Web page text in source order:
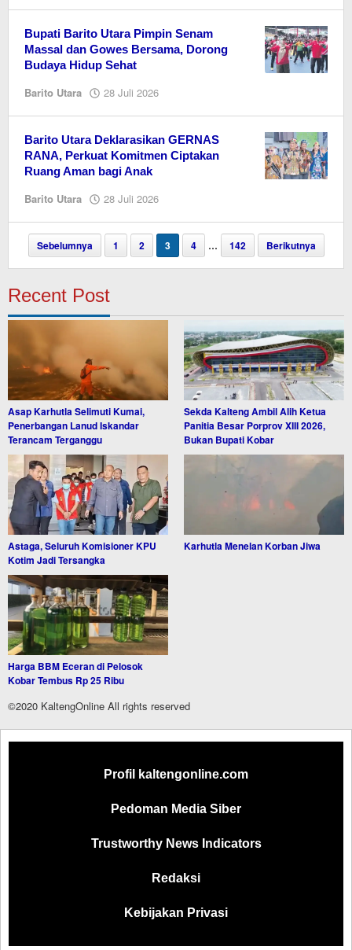
Bupati Barito Utara Pimpin Senam
Massal dan Gowes Bersama, Dorong
Budaya Hidup Sehat
Barito Utara 28 Juli 2026
Barito Utara Deklarasikan GERNAS
RANA, Perkuat Komitmen Ciptakan
Ruang Aman bagi Anak
Barito Utara 28 Juli 2026
Sebelumnya 1 2 3 4 … 142 Berikutnya
Recent Post
Asap Karhutla Selimuti Kumai,
Penerbangan Lanud Iskandar
Terancam Terganggu
Sekda Kalteng Ambil Alih Ketua
Panitia Besar Porprov XIII 2026,
Bukan Bupati Kobar
Astaga, Seluruh Komisioner KPU
Kotim Jadi Tersangka
Karhutla Menelan Korban Jiwa
Harga BBM Eceran di Pelosok
Kobar Tembus Rp 25 Ribu
©2020 KaltengOnline All rights reserved
Profil kaltengonline.com
Pedoman Media Siber
Trustworthy News Indicators
Redaksi
Kebijakan Privasi